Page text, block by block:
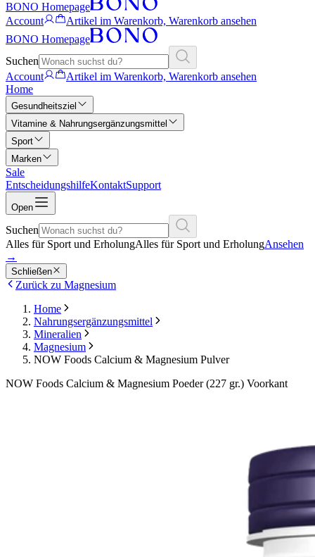
BONO Homepage
Account
Artikel im Warenkorb, Warenkorb ansehen
BONO Homepage
Suchen
Account
Artikel im Warenkorb, Warenkorb ansehen
Home
Gesundheitsziel
Vitamine & Nahrungsergänzungsmittel
Sport
Marken
Sale
EntscheidungshilfeKontaktSupport
Open
Suchen
Alles für Sport und ErholungAlles für Sport und ErholungAnsehen
→
Schließen
Zurück zu Magnesium
Home
Nahrungsergänzungsmittel
Mineralien
Magnesium
NOW Foods Calcium & Magnesium Pulver
NOW Foods Calcium & Magnesium Poeder (227 gr.) Voorkant